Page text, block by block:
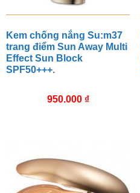
Kem chống nắng Su:m37
trang điểm Sun Away Multi
Effect Sun Block
SPF50+++.
950.000 ₫